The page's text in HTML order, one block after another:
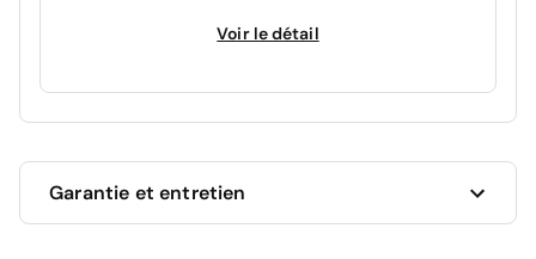
Voir le détail
Garantie et entretien